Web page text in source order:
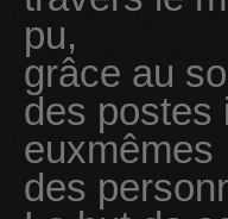
pu,
grâce au
des postes
euxmêmes
des